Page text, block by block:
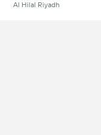
Al Hilal Riyadh